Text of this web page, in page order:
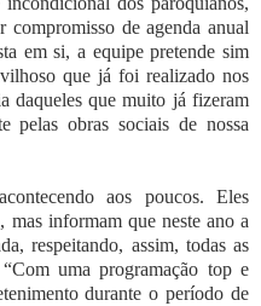
compromisso de agenda anual
em si, a equipe pretende sim
que já foi realizado nos
daqueles que muito já fizeram
pelas obras sociais de nossa
aos poucos. Eles
mas informam que neste ano a
respeitando, assim, todas as
uma programação top e
durante o período de